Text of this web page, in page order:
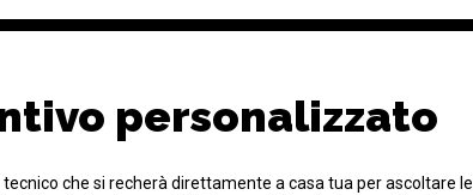
personalizzato
che si recherà direttamente a casa tua per ascoltare le